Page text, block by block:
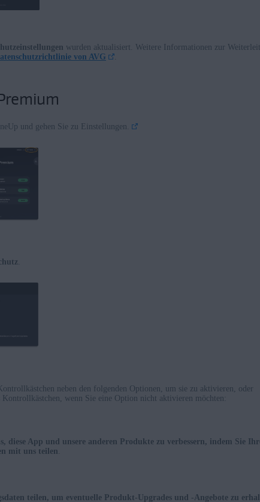
wurden aktualisiert. Weitere Informationen zur
von AVG
und gehen Sie zu Einstellungen.
.
neben den folgenden Optionen, um sie zu aktivieren, oder
Kontrollkästchen, wenn Sie eine Option nicht aktivieren möchten:
diese App und unsere anderen Produkte zu verbessern, indem Sie
mit uns teilen.
teilen, um eventuelle Produkt-Upgrades und -Angebote zu